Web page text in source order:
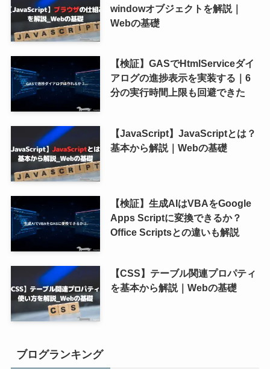
windowオブジェクトを解説｜
Webの基礎
【検証】GASでHtmlServiceダイ
アログの進捗表示を実装する｜6
分の実行時間上限も回避できた
【JavaScript】JavaScriptとは？
基本から解説｜Webの基礎
【検証】生成AIはVBAをGoogle
Apps Scriptに変換できるか？
Office Scriptsとの違いも解説
【CSS】テーブル関連プロパティ
を基本から解説｜Webの基礎
ブログランキング